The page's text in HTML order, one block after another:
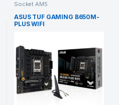
Socket AM5
ASUS TUF GAMING B650M-
PLUS WIFI